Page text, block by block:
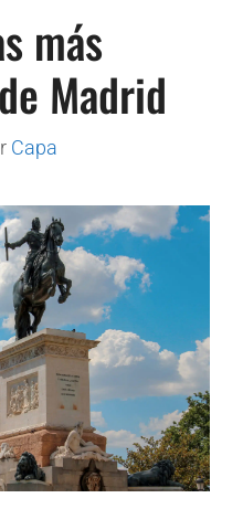
más
Madrid
Capa